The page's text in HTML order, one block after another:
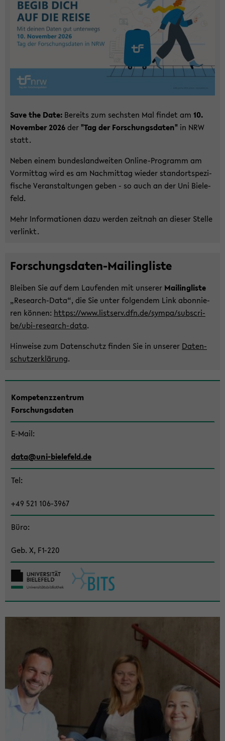
Haupt­
in­
halt
der
ti­
wech­
seln
Kom­pe­tenz­zen­trum
For­schungs­da­ten
E-​Mail:
data@uni-​bie­le­feld.de
Tel:
+49 521 ​106-​3967
Büro:
Geb. X, F1-​220
Save the Date: Be­reits zum sechs­ten Mal fin­det am 10.
No­vem­ber 2026der"Tag der For­schungs­da­ten" in NRW
statt.
Neben einem bun­des­land­wei­ten Online-​Programm am
Vor­mit­tag wird es am Nach­mit­tag wie­der stand­ort­spe­zi­
fi­sche Ver­an­stal­tun­gen geben - so auch an der Uni Bie­le­
feld.
Mehr In­for­ma­tio­nen dazu wer­den zeit­nah an die­ser Stel­le
ver­linkt.
Forschungsdaten-​Mailingliste
Blei­ben Sie auf dem Lau­fen­den mit un­se­rer Mai­ling­lis­te
„Research-​Data“, die Sie unter fol­gen­dem Link abon­nie­
ren kön­nen: https://www.list­serv.dfn.de/sympa/sub­scri­
be/ubi-​research-data.
Hin­wei­se zum Da­ten­schutz fin­den Sie in un­se­rer Da­ten­
schutz­er­klä­rung.